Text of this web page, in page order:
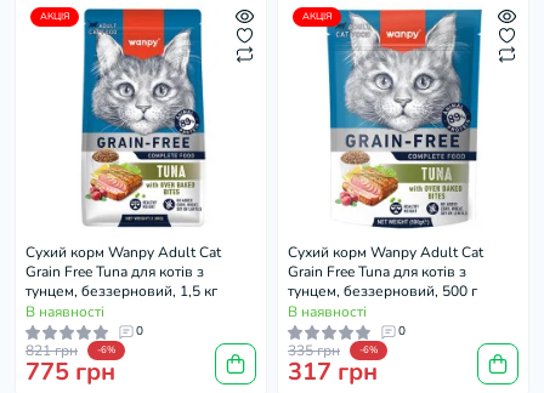
АКЦІЯ
Cухий корм Wanpy Adult Cat
Grain Free Tuna для котів з
тунцем, беззерновий, 1,5 кг
В наявності
0
821 грн -6%
775 грн
АКЦІЯ
Cухий корм Wanpy Adult Cat
Grain Free Tuna для котів з
тунцем, беззерновий, 500 г
В наявності
0
335 грн -6%
317 грн